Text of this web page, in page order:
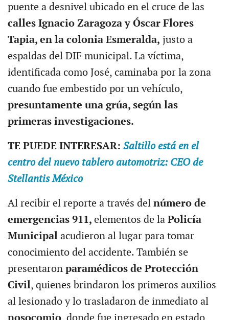
puente a desnivel ubicado en el cruce de las
calles Ignacio Zaragoza y Óscar Flores
Tapia, en la colonia Esmeralda, justo a
espaldas del DIF municipal. La víctima,
identificada como José, caminaba por la zona
cuando fue embestido por un vehículo,
presuntamente una grúa, según las
primeras investigaciones.
TE PUEDE INTERESAR: Saltillo está en el
centro del nuevo tablero automotriz: CEO de
Stellantis México
Al recibir el reporte a través del número de
emergencias 911, elementos de la Policía
Municipalacudieron al lugar para tomar
conocimiento del accidente. También se
presentaronparamédicos de Protección
Civil, quienes brindaron los primeros auxilios
al lesionado y lo trasladaron de inmediato al